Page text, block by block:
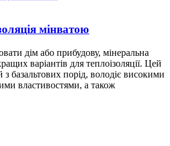
мінватою
дім або прибудову, мінеральна
варіантів для теплоізоляції. Цей
з базальтових порід, володіє високими
властивостями, а також